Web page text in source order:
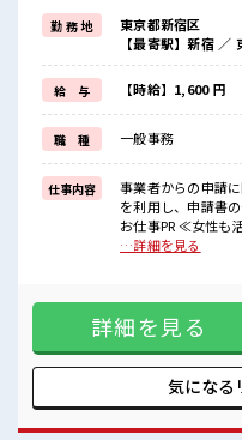
残業はほとんどナシ！
≪土日祝休のお仕事≫
家族や友人と一緒にプライベ
≪未経験の方も大カンゲイ≫
新しいことにチャレンジする
しっかり働く環境が整ってい
イチからスキルUP・ステップ
≪自分に向いている仕事が探
困った事などがあれば、
担当がしっかりサポートしま
■職場の雰囲気
女性が多めの職場です♪
残業はほとんどなし！
プライベートも謳歌できる☆
高収入もバッチリ目指せます
勤 務 地
東京都新宿区
【最寄駅】新宿
給 与 【時給】1,600 円
職 種 一般事務
仕事内容
事業者からの申請
を利用し、申請書の
お仕事PR ≪女性も
迎です！ ≪無理な
ンゲイ≫ 新しいこ
かり働く環境が整
UP目指していきま
≫ 困った事などが
■職場の雰囲気 女
してお仕事に集中
…詳細を見る
詳細を見る
気になる